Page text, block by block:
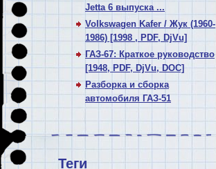
Jetta 6 выпуска ...
Volkswagen Kafer / Жук (1960-
1986) [1998 , PDF, DjVu]
ГАЗ-67: Краткое руководство
[1948, PDF, DjVu, DOC]
Разборка и сборка
автомобиля ГАЗ-51
Теги